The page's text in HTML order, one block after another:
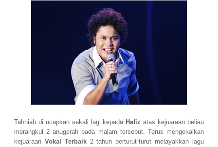
Tahniah di ucapkan sekali lagi kepada Hafiz atas kejuaraan beliau
merangkul 2 anugerah pada malam tersebut. Terus mengekalkan
kejuaraan Vokal Terbaik2 tahun berturut-turut melayakkan lagu